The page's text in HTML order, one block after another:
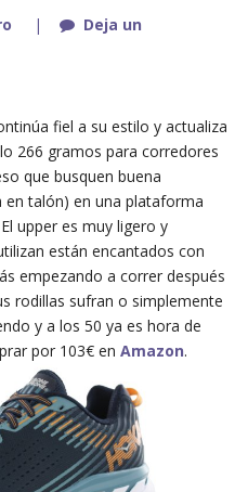
Deja un
fiel a su estilo y actualiza
266 gramos para corredores
que busquen buena
talón) en una plataforma
upper es muy ligero y
están encantados con
empezando a correr después
rodillas sufran o simplemente
y a los 50 ya es hora de
por 103€ en Amazon.